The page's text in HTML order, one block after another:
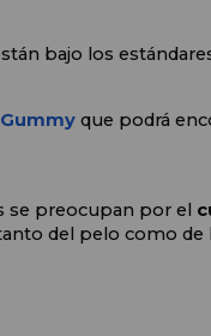
bajo los
Gummy que podrá
se preocupan por el
del pelo como de